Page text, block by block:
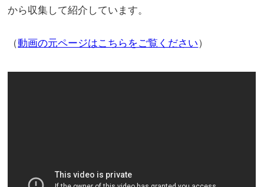
から収集して紹介しています。
（動画の元ページはこちらをご覧ください）